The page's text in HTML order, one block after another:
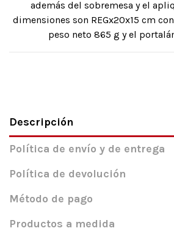
además del sobremesa y el
dimensiones son REGx20x15 cm
peso neto 865 g y el
Descripción
Política de envío y de entrega
Política de devolución
Método de pago
Productos a medida